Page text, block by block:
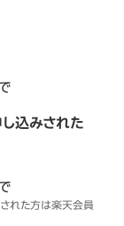
込みされた
れた方は楽天会員